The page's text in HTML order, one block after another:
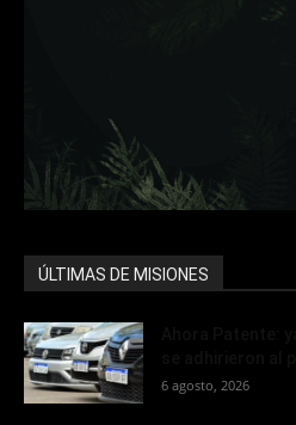
ÚLTIMAS DE MISIONES
6 agosto, 2026